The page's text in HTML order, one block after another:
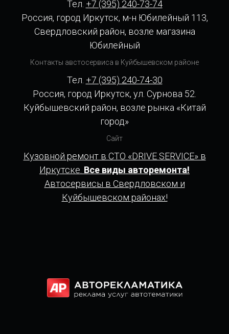
Тел. +7 (395) 240-73-74
Россия, город Иркутск, м-н Юбилейный 113,
Свердловский район, возле магазина
Юбилейный
Контакты австосервиса в Куйбышевском районе
Тел. +7 (395) 240-74-30
Россия, город Иркутск, ул. Сурнова 52.
Куйбышевский район, возле рынка «Китай
город»
Сайт
Кузовной ремонт в СТО «DRIVE SERVICE» в
Иркутске. Все виды авторемонта!
Автосервисы в Свердловском и
Куйбышевском районах!